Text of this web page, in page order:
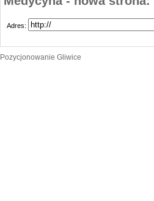
Adres:
Pozycjonowanie Gliwice